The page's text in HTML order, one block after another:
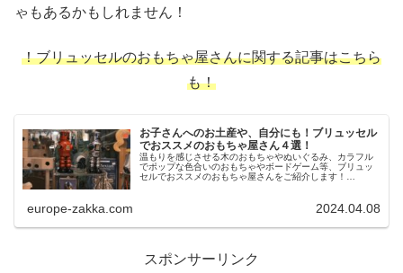
ゃもあるかもしれません！
！ブリュッセルのおもちゃ屋さんに関する記事はこちら
も！
お子さんへのお土産や、自分にも！ブリュッセル
でおススメのおもちゃ屋さん４選！
温もりを感じさせる木のおもちゃやぬいぐるみ、カラフル
でポップな色合いのおもちゃやボードゲーム等、ブリュッ
セルでおススメのおもちゃ屋さんをご紹介します！
europe-zakka.com 2024.04.08
スポンサーリンク